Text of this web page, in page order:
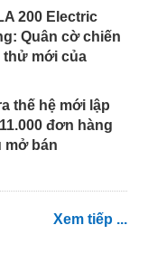
200 Electric
Quân cờ chiến
thử mới của
thế hệ mới lập
đơn hàng
mở bán
Xem tiếp ...